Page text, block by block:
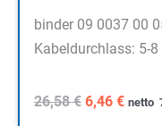
binder 09 0037 00
Kabeldurchlass: 5-
26,58€ 6,46 € netto